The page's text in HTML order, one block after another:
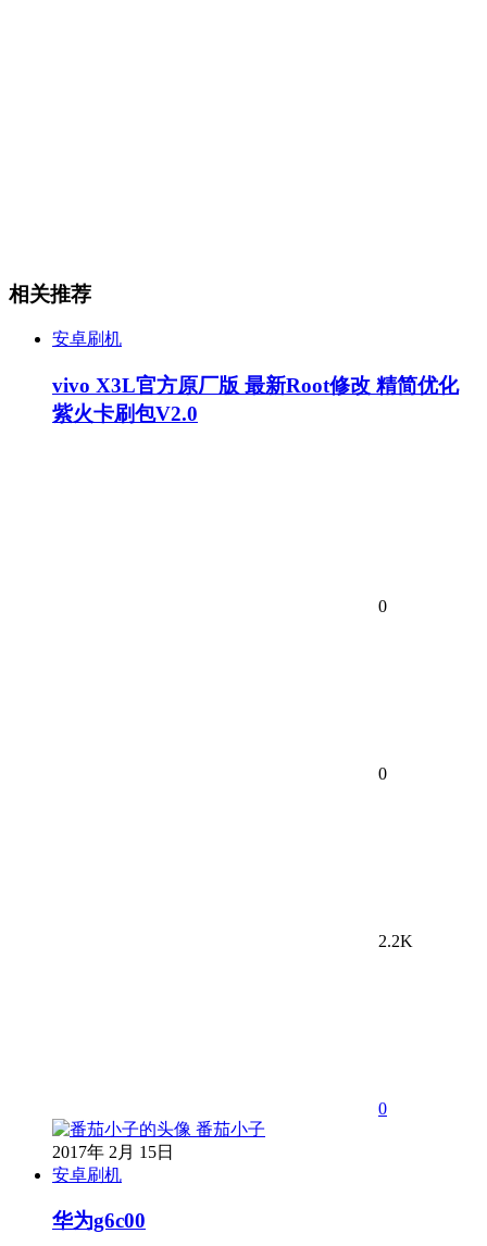
相关推荐
安卓刷机
vivo X3L官方原厂版 最新Root修改 精简优化
紫火卡刷包V2.0
0
0
2.2K
0
番茄小子
2017年 2月 15日
安卓刷机
华为g6c00